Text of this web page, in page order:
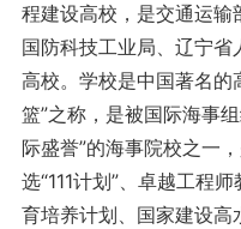
程建设高校，是交通运输
国防科技工业局、辽宁
高校。学校是中国著名的
篮”之称，是被国际海事
际盛誉”的海事院校之一
选“111计划”、卓越工程
育培养计划、国家建设高